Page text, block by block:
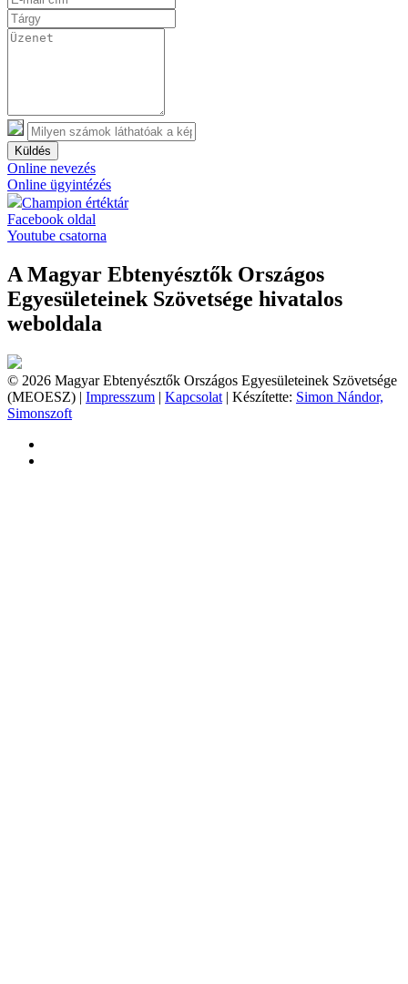
Küldés
Online nevezés
Online ügyintézés
Champion értéktár
Facebook oldal
Youtube csatorna
A Magyar Ebtenyésztők Országos
Egyesületeinek Szövetsége hivatalos
weboldala
© 2026 Magyar Ebtenyésztők Országos Egyesületeinek Szövetsége
(MEOESZ) | Impresszum | Kapcsolat | Készítette: Simon Nándor,
Simonszoft